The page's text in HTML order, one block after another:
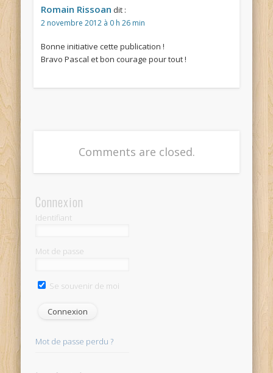
Romain Rissoan dit :
2 novembre 2012 à 0 h 26 min
Bonne initiative cette publication !
Bravo Pascal et bon courage pour tout !
Comments are closed.
Connexion
Identifiant
Mot de passe
Se souvenir de moi
Mot de passe perdu ?